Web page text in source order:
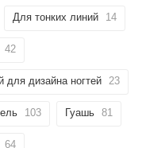
Для тонких линий 14
42
для дизайна ногтей 23
103 Гуашь 81
64